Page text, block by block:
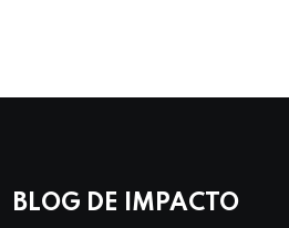
BLOG DE IMPACTO